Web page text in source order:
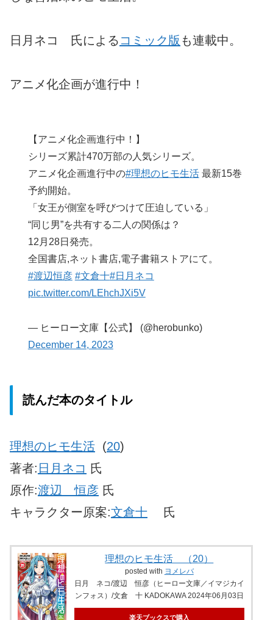
日月ネコ 氏による コミック版 も連載中。
アニメ化企画が進行中！
【アニメ化企画進行中！】
シリーズ累計470万部の人気シリーズ。
アニメ化企画進行中の#理想のヒモ生活最新15巻
予約開始。
「女王が側室を呼びつけて圧迫している」
“同じ男”を共有する二人の関係は？
12月28日発売。
全国書店,ネット書店,電子書籍ストアにて。
#渡辺恒彦 #文倉十#日月ネコ
pic.twitter.com/LEhchJXi5V
— ヒーロー文庫【公式】 (@herobunko)
December 14, 2023
読んだ本のタイトル
理想のヒモ生活 (20)
著者: 日月ネコ 氏
原作:渡辺 恒彦 氏
キャラクター原案:文倉十 氏
理想のヒモ生活 （20）
posted with ヨメレバ
日月 ネコ/渡辺 恒彦（ヒーロー文庫／イマジカイ
ンフォス）/文倉 十 KADOKAWA 2024年06月03日
楽天ブックスで購入